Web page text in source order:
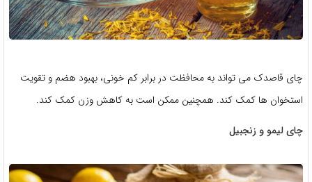
چای قاصدک می تواند به محافظت در برابر کم خونی، بهبود هضم و تقویت
استخوان ها کمک کند. همچنین ممکن است به کاهش وزن کمک کند.
چای لیمو و زنجبیل